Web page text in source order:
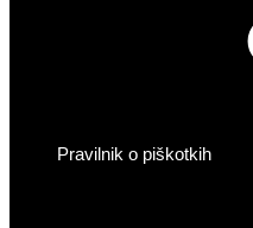
Pravilnik o piškotkih